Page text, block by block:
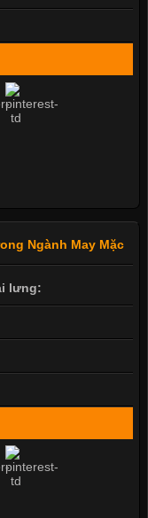
Ngành May Mặc
lưng: